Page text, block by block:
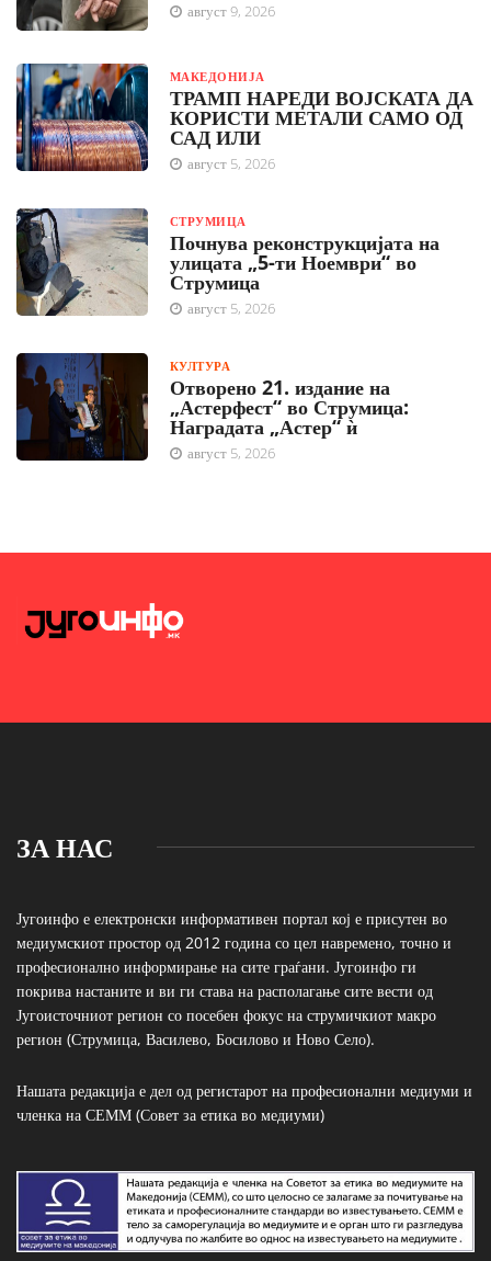
август 9, 2026
МАКЕДОНИЈА
ТРАМП НАРЕДИ ВОЈСКАТА ДА
КОРИСТИ МЕТАЛИ САМО ОД
САД ИЛИ
август 5, 2026
СТРУМИЦА
Почнува реконструкцијата на
улицата „5-ти Ноември“ во
Струмица
август 5, 2026
КУЛТУРА
Отворено 21. издание на
„Астерфест“ во Струмица:
Наградата „Астер“ ѝ
август 5, 2026
ЗА НАС
Југоинфо е електронски информативен портал кој е присутен во
медиумскиот простор од 2012 година со цел навремено, точно и
професионално информирање на сите граѓани. Југоинфо ги
покрива настаните и ви ги става на располагање сите вести од
Југоисточниот регион со посебен фокус на струмичкиот макро
регион (Струмица, Василево, Босилово и Ново Село).
Нашата редакција е дел од регистарот на професионални медиуми и
членка на СЕММ (Совет за етика во медиуми)